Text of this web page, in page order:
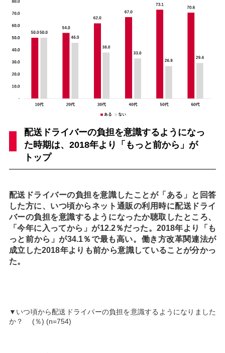
配送ドライバーの負担を意識するようになっ
た時期は、2018年より「もっと前から」が
トップ
配送ドライバーの負担を意識したことが「ある」と回答
した方に、いつ頃からネット通販の利用時に配送ドライ
バーの負担を意識するようになったか聴取したところ、
「今年に入ってから」が12.2％だった。2018年より「も
っと前から」が34.1％で最も高い。働き方改革関連法が
成立した2018年よりも前から意識していることが分かっ
た。
▼いつ頃から配送ドライバーの負担を意識するようになりました
か？ (％) (n=754)